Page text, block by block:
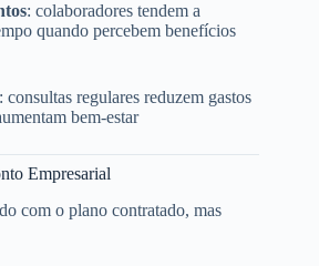
: colaboradores tendem a
quando percebem benefícios
: consultas regulares reduzem gastos
bem-estar
Empresarial
com o plano contratado, mas